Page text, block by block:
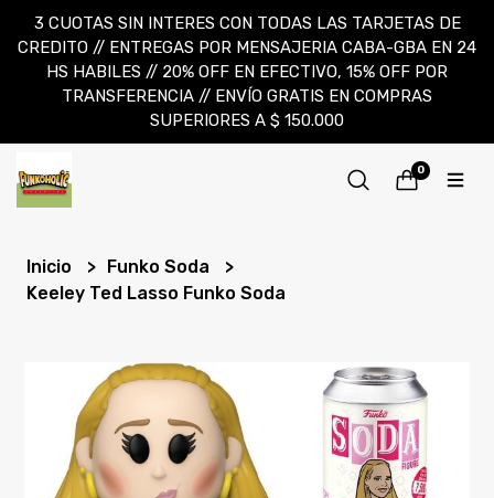
3 CUOTAS SIN INTERES CON TODAS LAS TARJETAS DE
CREDITO // ENTREGAS POR MENSAJERIA CABA-GBA EN 24
HS HABILES // 20% OFF EN EFECTIVO, 15% OFF POR
TRANSFERENCIA // ENVÍO GRATIS EN COMPRAS
SUPERIORES A $ 150.000
0
Inicio
Funko Soda
Keeley Ted Lasso Funko Soda